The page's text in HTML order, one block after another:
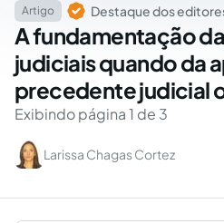
Artigo Destaque dos
A fundamentação
judiciais quando da
precedente judicial
Exibindo página 1 de 3
Larissa Chagas Cortez